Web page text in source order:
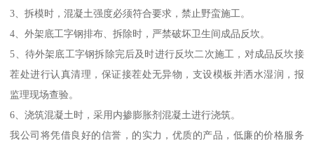
3、拆模时，混凝土强度必须符合要求，禁止野蛮施工。
4、外架底工字钢排布、拆除时，严禁破坏卫生间成品反坎。
5、待外架底工字钢拆除完后及时进行反坎二次施工，对成品反坎接
茬处进行认真清理，保证接茬处无异物，支设模板并洒水湿润，报
监理现场查验。
6、浇筑混凝土时，采用内掺膨胀剂混凝土进行浇筑。
我公司将凭借良好的信誉，的实力，优质的产品，低廉的价格服务